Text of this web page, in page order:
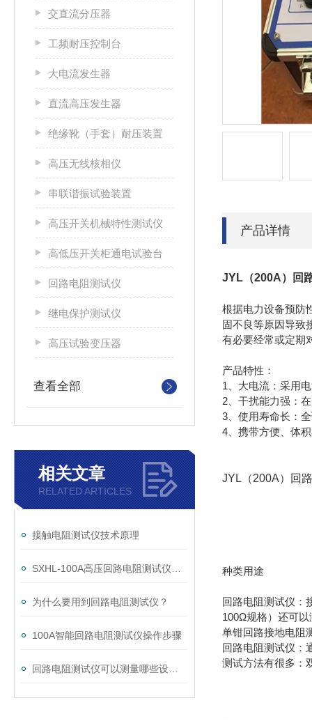
交直流分压器
工频耐压控制台
大电流发生器
直流高压发生器
绝缘靴（手套）耐压装置
高压无线核相仪
串联谐振试验装置
高压开关机械特性测试仪
高低压开关柜通电试验台
回路电阻测试仪
继电保护测试仪
高压试验变压器
查看全部
相关文章
RELATED ARTICLES
接触电阻测试仪技术原理
为什么要用到回路电阻测试仪？
100A智能回路电阻测试仪操作步骤
产品详情
JYL（200A）回
根据电力设备预防
固不良等原因导致
有必要经常或定期
产品特性：
1、大电流：采用
2、干扰能力强：
3、使用寿命长：
4、携带方便、体
JYL（200A）回
种类用途
回路电阻测试仪：
100Ω规格）还可
单钳回路接地电阻
回路电阻测试仪：
测试方法有很多：